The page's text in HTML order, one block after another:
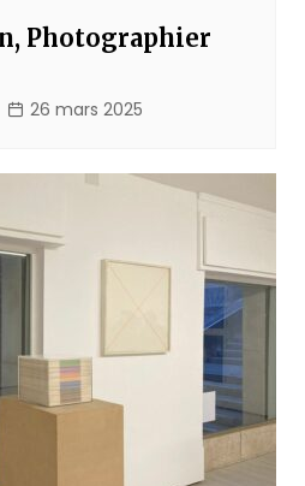
Photographier
26 mars 2025